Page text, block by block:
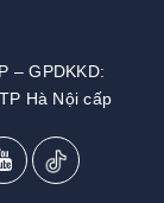
– GPDKKD:
Hà Nội cấp